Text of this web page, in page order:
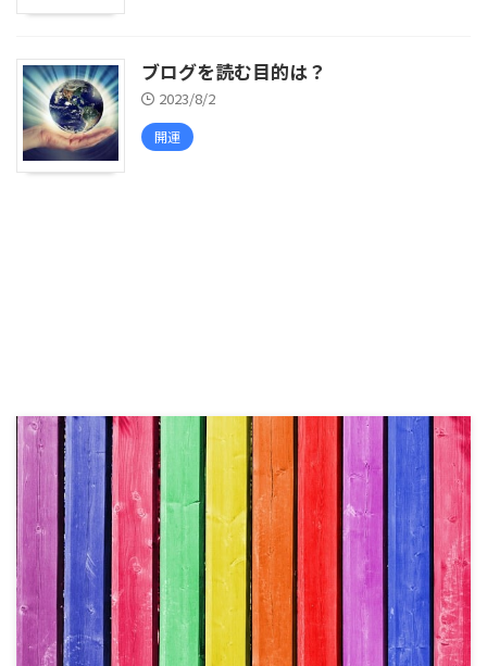
ブログを読む目的は？
2023/8/2
開運